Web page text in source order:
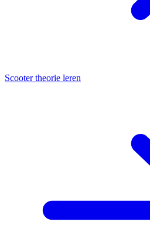
Scooter theorie leren